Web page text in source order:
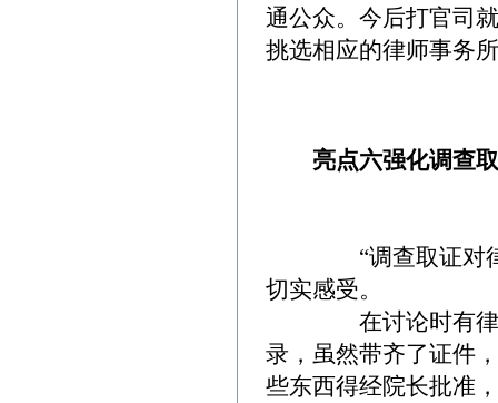
通公众。今后打官司
挑选相应的律师事务
亮点六强化调查
“调查取证对律师
切实感受。
在讨论时有律师谈
录，虽然带齐了证件
些东西得经院长批准